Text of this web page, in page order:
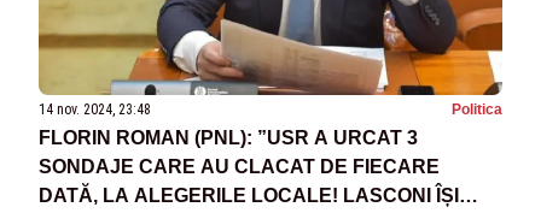
14 nov. 2024, 23:48 Politica
FLORIN ROMAN (PNL): ”USR A URCAT 3
SONDAJE CARE AU CLACAT DE FIECARE
DATĂ, LA ALEGERILE LOCALE! LASCONI ÎȘI